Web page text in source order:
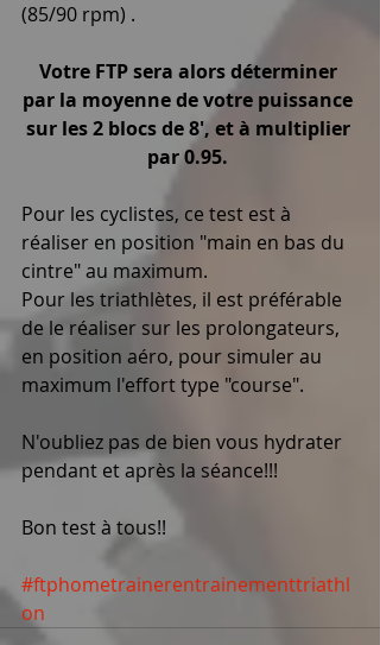
(85/90 rpm) .
Votre FTP sera alors déterminer
par la moyenne de votre puissance
sur les 2 blocs de 8', et à multiplier
par 0.95.
Pour les cyclistes, ce test est à
réaliser en position "main en bas du
cintre" au maximum.
Pour les triathlètes, il est préférable
de le réaliser sur les prolongateurs,
en position aéro, pour simuler au
maximum l'effort type "course".
N'oubliez pas de bien vous hydrater
pendant et après la séance!!!
Bon test à tous!!
#ftphometrainerentrainementtriathl
on